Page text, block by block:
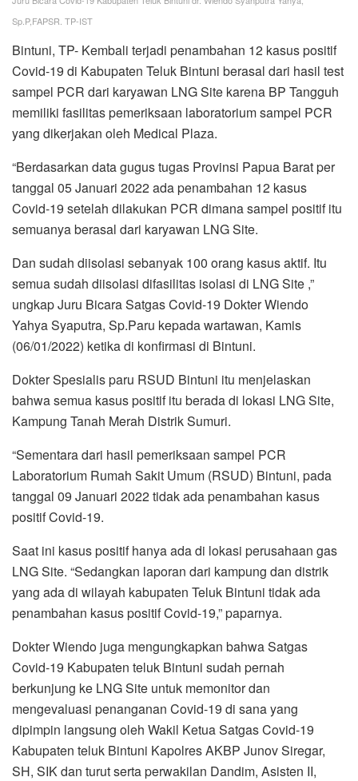
Sp.P,FAPSR. TP-IST
Bintuni, TP- Kembali terjadi penambahan 12 kasus positif
Covid-19 di Kabupaten Teluk Bintuni berasal dari hasil test
sampel PCR dari karyawan LNG Site karena BP Tangguh
memiliki fasilitas pemeriksaan laboratorium sampel PCR
yang dikerjakan oleh Medical Plaza.
“Berdasarkan data gugus tugas Provinsi Papua Barat per
tanggal 05 Januari 2022 ada penambahan 12 kasus
Covid-19 setelah dilakukan PCR dimana sampel positif itu
semuanya berasal dari karyawan LNG Site.
Dan sudah diisolasi sebanyak 100 orang kasus aktif. Itu
semua sudah diisolasi difasilitas isolasi di LNG Site ,”
ungkap Juru Bicara Satgas Covid-19 Dokter Wiendo
Yahya Syaputra, Sp.Paru kepada wartawan, Kamis
(06/01/2022) ketika di konfirmasi di Bintuni.
Dokter Spesialis paru RSUD Bintuni itu menjelaskan
bahwa semua kasus positif itu berada di lokasi LNG Site,
Kampung Tanah Merah Distrik Sumuri.
“Sementara dari hasil pemeriksaan sampel PCR
Laboratorium Rumah Sakit Umum (RSUD) Bintuni, pada
tanggal 09 Januari 2022 tidak ada penambahan kasus
positif Covid-19.
Saat ini kasus positif hanya ada di lokasi perusahaan gas
LNG Site. “Sedangkan laporan dari kampung dan distrik
yang ada di wilayah kabupaten Teluk Bintuni tidak ada
penambahan kasus positif Covid-19,” paparnya.
Dokter Wiendo juga mengungkapkan bahwa Satgas
Covid-19 Kabupaten teluk Bintuni sudah pernah
berkunjung ke LNG Site untuk memonitor dan
mengevaluasi penanganan Covid-19 di sana yang
dipimpin langsung oleh Wakil Ketua Satgas Covid-19
Kabupaten teluk Bintuni Kapolres AKBP Junov Siregar,
SH, SIK dan turut serta perwakilan Dandim, Asisten II,